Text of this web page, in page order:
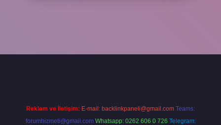
Reklam ve İletişim: E-mail: backlinkpaneli@gmail.com Teams:
forumhizmeti@gmail.com Whatsapp: 0262 606 0 726 Telegram: